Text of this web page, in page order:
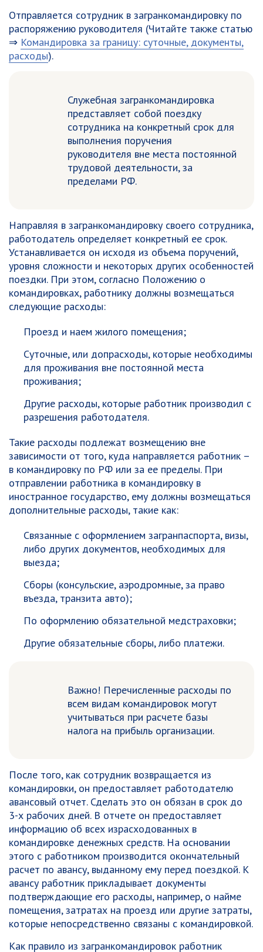
Отправляется сотрудник в загранкомандировку по
распоряжению руководителя (Читайте также статью
⇒ Командировка за границу: суточные, документы,
расходы).
Служебная загранкомандировка
представляет собой поездку
сотрудника на конкретный срок для
выполнения поручения
руководителя вне места постоянной
трудовой деятельности, за
пределами РФ.
Направляя в загранкомандировку своего сотрудника,
работодатель определяет конкретный ее срок.
Устанавливается он исходя из объема поручений,
уровня сложности и некоторых других особенностей
поездки. При этом, согласно Положению о
командировках, работнику должны возмещаться
следующие расходы:
Проезд и наем жилого помещения;
Суточные, или допрасходы, которые необходимы
для проживания вне постоянной места
проживания;
Другие расходы, которые работник производил с
разрешения работодателя.
Такие расходы подлежат возмещению вне
зависимости от того, куда направляется работник –
в командировку по РФ или за ее пределы. При
отправлении работника в командировку в
иностранное государство, ему должны возмещаться
дополнительные расходы, такие как:
Связанные с оформлением загранпаспорта, визы,
либо других документов, необходимых для
выезда;
Сборы (консульские, аэродромные, за право
въезда, транзита авто);
По оформлению обязательной медстраховки;
Другие обязательные сборы, либо платежи.
Важно! Перечисленные расходы по
всем видам командировок могут
учитываться при расчете базы
налога на прибыль организации.
После того, как сотрудник возвращается из
командировки, он предоставляет работодателю
авансовый отчет. Сделать это он обязан в срок до
3-х рабочих дней. В отчете он предоставляет
информацию об всех израсходованных в
командировке денежных средств. На основании
этого с работником производится окончательный
расчет по авансу, выданному ему перед поездкой. К
авансу работник прикладывает документы
подтверждающие его расходы, например, о найме
помещения, затратах на проезд или другие затраты,
которые непосредственно связаны с командировкой.
Как правило из загранкомандировок работник